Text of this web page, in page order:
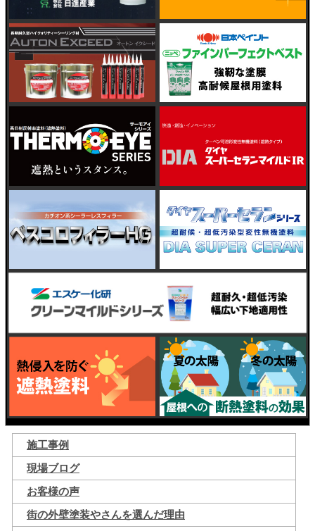
施工事例
現場ブログ
お客様の声
街の外壁塗装やさんを選んだ理由